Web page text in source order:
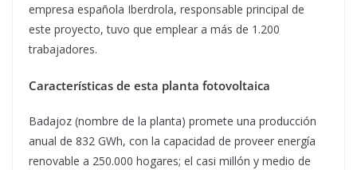
empresa española Iberdrola, responsable principal de
este proyecto, tuvo que emplear a más de 1.200
trabajadores.
Características de esta planta fotovoltaica
Badajoz (nombre de la planta) promete una producción
anual de 832 GWh, con la capacidad de proveer energía
renovable a 250.000 hogares; el casi millón y medio de